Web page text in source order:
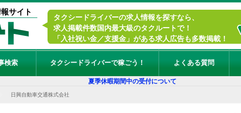
サイト
タクシードライバーの求人情報を探すなら、
求人掲載件数国内最大級のタクルートで！
「入社祝い金／支援金」がある求人広告も多数掲載！
検索 タクシードライバーで稼ごう！ よくある質問
夏季休暇期間中の受付について
日興自動車交通株式会社